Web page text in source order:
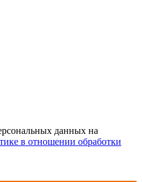
данных на
в отношении обработки